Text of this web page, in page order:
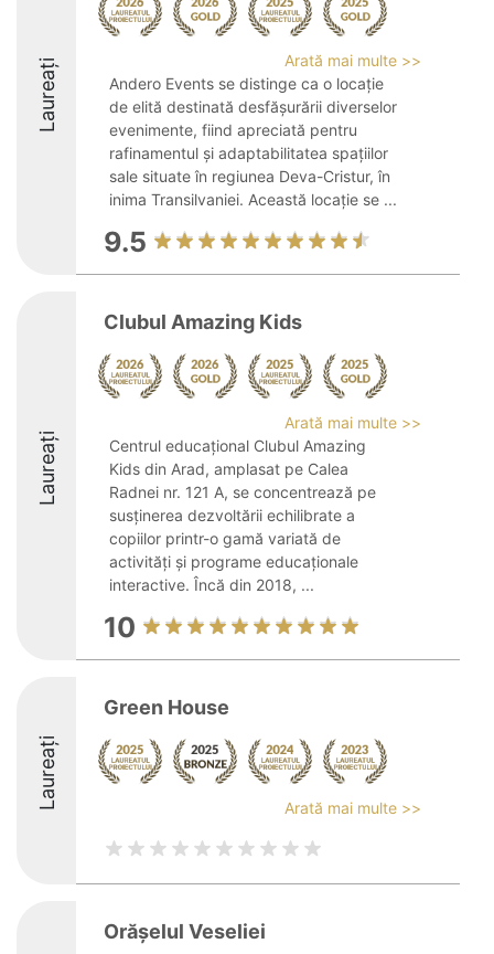
Laureați
Arată mai multe >>
Andero Events se distinge ca o locație
de elită destinată desfășurării diverselor
evenimente, fiind apreciată pentru
rafinamentul și adaptabilitatea spațiilor
sale situate în regiunea Deva-Cristur, în
inima Transilvaniei. Această locație se ...
9.5
Laureați
Clubul Amazing Kids
Arată mai multe >>
Centrul educațional Clubul Amazing
Kids din Arad, amplasat pe Calea
Radnei nr. 121 A, se concentrează pe
susținerea dezvoltării echilibrate a
copiilor printr-o gamă variată de
activități și programe educaționale
interactive. Încă din 2018, ...
10
Laureați
Green House
Arată mai multe >>
Orășelul Veseliei